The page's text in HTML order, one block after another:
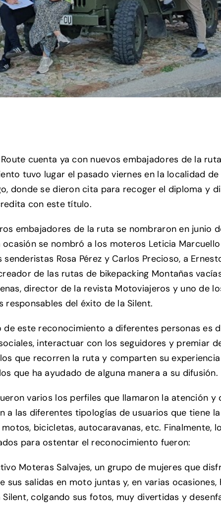
cuenta ya con nuevos embajadores de la
tuvo lugar el pasado viernes en la localidad de
donde se dieron cita para recoger el diploma y
con este título.
embajadores de la ruta se nombraron en junio
ocasión se nombró a los moteros Leticia
senderistas Rosa Pérez y Carlos Precioso, a
de las rutas de bikepacking Montañas
director de la revista Motoviajeros y uno de
responsables del éxito de la Silent.
de este reconocimiento a diferentes personas es
interactuar con los seguidores y premiar
que recorren la ruta y comparten su
que ha ayudado de alguna manera a su difusión.
varios los perfiles que llamaron la atención y
a las diferentes tipologías de usuarios que tiene la
bicicletas, autocaravanas, etc. Finalmente,
para ostentar el reconocimiento fueron:
Moteras Salvajes, un grupo de mujeres que
sus salidas en moto juntas y, en varias ocasiones,
colgando sus fotos, muy divertidas y